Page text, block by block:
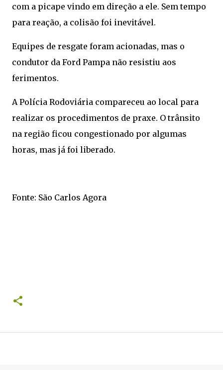
com a picape vindo em direção a ele. Sem tempo
para reação, a colisão foi inevitável.
Equipes de resgate foram acionadas, mas o
condutor da Ford Pampa não resistiu aos
ferimentos.
A Polícia Rodoviária compareceu ao local para
realizar os procedimentos de praxe. O trânsito
na região ficou congestionado por algumas
horas, mas já foi liberado.
Fonte: São Carlos Agora